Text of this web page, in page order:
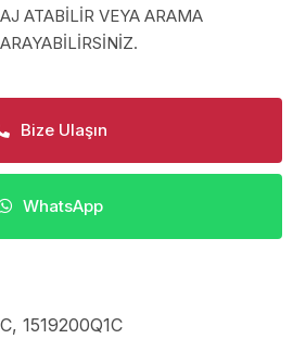
ATABİLİR VEYA ARAMA
Bize Ulaşın
WhatsApp
, 1519200Q1C